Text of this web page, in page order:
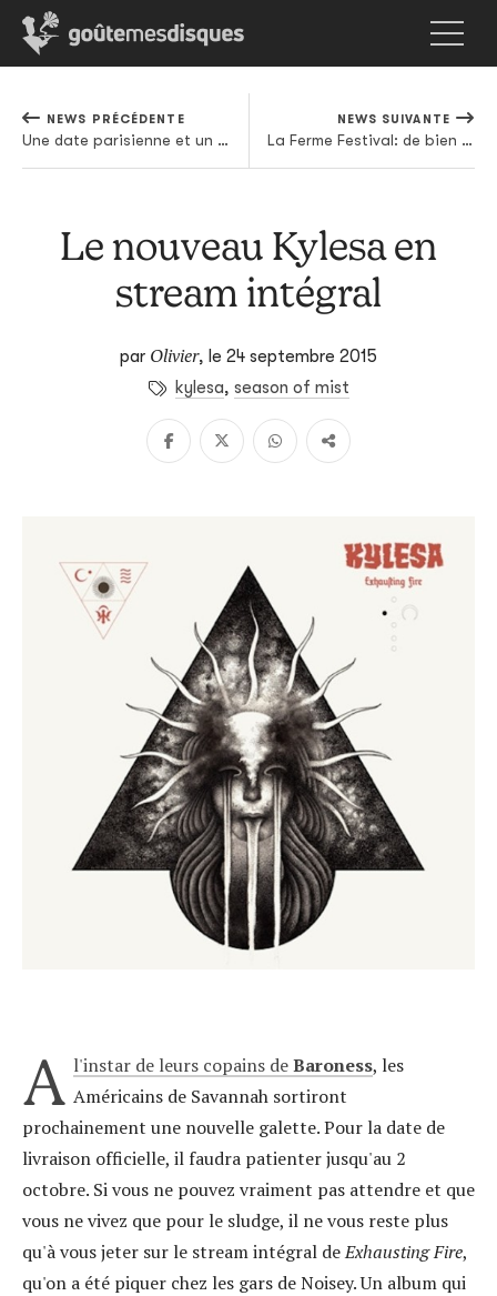
NEWS PRÉCÉDENTE
Une date parisienne et un nouvel album pour Den Sorte Skole
NEWS SUIVANTE
La Ferme Festival: de bien chouettes premiers noms
Le nouveau Kylesa en
stream intégral
par Olivier, le 24 septembre 2015
kylesa, season of mist
A l'instar de leurs copains deBaroness, les
Américains de Savannah sortiront
prochainement une nouvelle galette. Pour la date de
livraison officielle, il faudra patienter jusqu'au 2
octobre. Si vous ne pouvez vraiment pas attendre et que
vous ne vivez que pour le sludge, il ne vous reste plus
qu'à vous jeter sur le stream intégral deExhausting Fire,
qu'on a été piquer chez les gars de Noisey. Un album qui